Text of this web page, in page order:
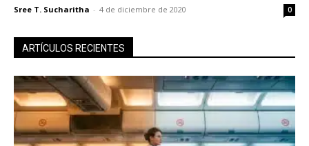
Sree T. Sucharitha - 4 de diciembre de 2020 0
ARTÍCULOS RECIENTES